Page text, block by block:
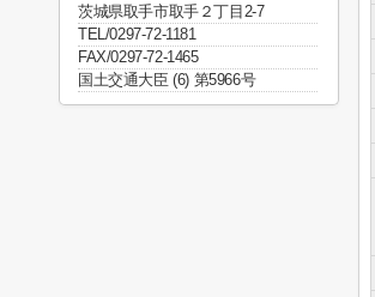
茨城県取手市取手２丁目2-7
TEL/0297-72-1181
FAX/0297-72-1465
国土交通大臣 (6) 第5966号